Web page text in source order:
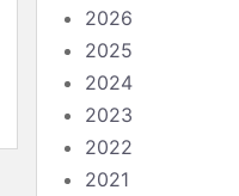
2026
2025
2024
2023
2022
2021